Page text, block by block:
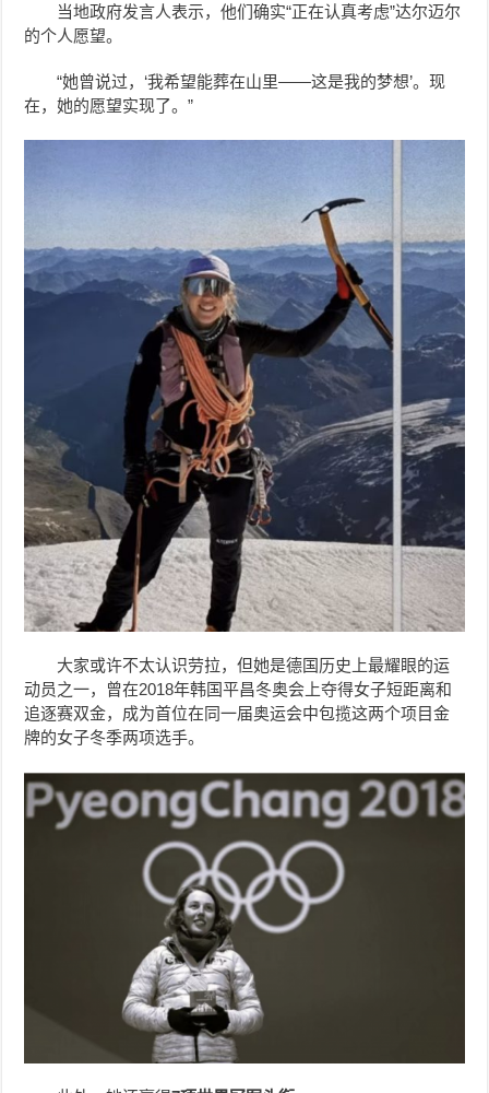
当地政府发言人表示，他们确实“正在认真考虑”达尔迈尔
的个人愿望。
“她曾说过，‘我希望能葬在山里——这是我的梦想’。现
在，她的愿望实现了。”
大家或许不太认识劳拉，但她是德国历史上最耀眼的运
动员之一，曾在2018年韩国平昌冬奥会上夺得女子短距离和
追逐赛双金，成为首位在同一届奥运会中包揽这两个项目金
牌的女子冬季两项选手。